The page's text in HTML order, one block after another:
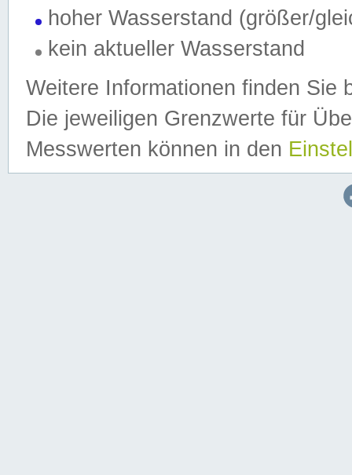
hoher Wasserstand (größer/
kein aktueller Wasserstand
Weitere Informationen finden Sie
Die jeweiligen Grenzwerte für
Messwerten können in den